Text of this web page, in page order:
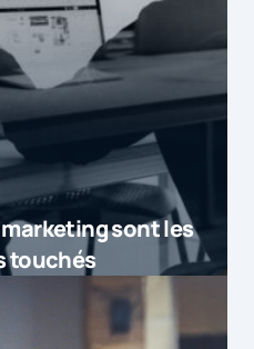
Les
avec une perte
plus la ...
sont les
touchés